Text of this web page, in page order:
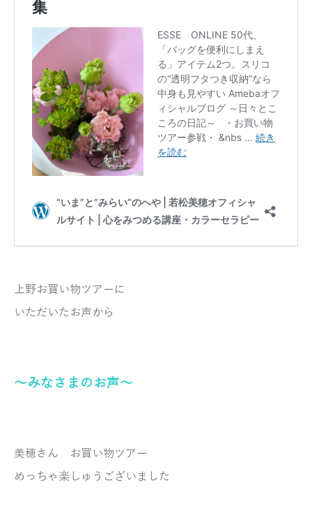
上野お買い物ツアーに
いただいたお声から
～みなさまのお声～
美穂さん お買い物ツアー
めっちゃ楽しゅうございました